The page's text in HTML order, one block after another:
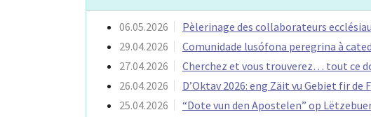
06.05.2026
Pèlerinage des collaborateurs
29.04.2026
Comunidade lusófona peregrina à
27.04.2026
Cherchez et vous trouverez… tout ce
26.04.2026
D’Oktav 2026: eng Zäit vu Gebiet fir de
25.04.2026
“Dote vun den Apostelen” op